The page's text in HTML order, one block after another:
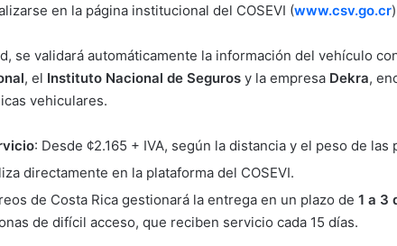
en la página institucional del COSEVI (www.csv.go.cr
se validará automáticamente la información del vehículo
, el Instituto Nacional de Seguros y la empresa Dekra,
vehiculares.
: Desde ¢2.165 + IVA, según la distancia y el peso de las
directamente en la plataforma del COSEVI.
de Costa Rica gestionará la entrega en un plazo de 1 a 3
de difícil acceso, que reciben servicio cada 15 días.